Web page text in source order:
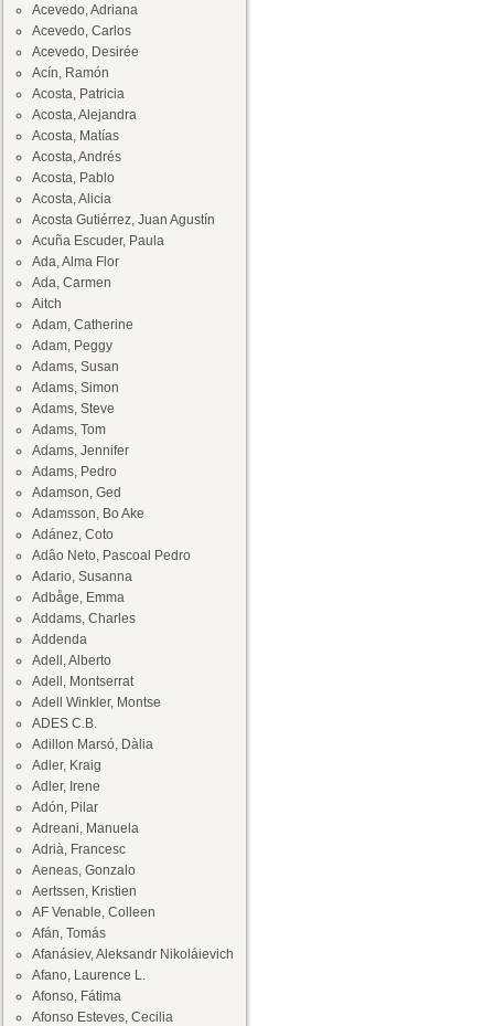
Acevedo, Adriana
Acevedo, Carlos
Acevedo, Desirée
Acín, Ramón
Acosta, Patricia
Acosta, Alejandra
Acosta, Matías
Acosta, Andrés
Acosta, Pablo
Acosta, Alicia
Acosta Gutiérrez, Juan Agustín
Acuña Escuder, Paula
Ada, Alma Flor
Ada, Carmen
Aitch
Adam, Catherine
Adam, Peggy
Adams, Susan
Adams, Simon
Adams, Steve
Adams, Tom
Adams, Jennifer
Adams, Pedro
Adamson, Ged
Adamsson, Bo Ake
Adánez, Coto
Adâo Neto, Pascoal Pedro
Adario, Susanna
Adbåge, Emma
Addams, Charles
Addenda
Adell, Alberto
Adell, Montserrat
Adell Winkler, Montse
ADES C.B.
Adillon Marsó, Dàlia
Adler, Kraig
Adler, Irene
Adón, Pilar
Adreani, Manuela
Adrià, Francesc
Aeneas, Gonzalo
Aertssen, Kristien
AF Venable, Colleen
Afán, Tomás
Afanásiev, Aleksandr Nikoláievich
Afano, Laurence L.
Afonso, Fátima
Afonso Esteves, Cecilia